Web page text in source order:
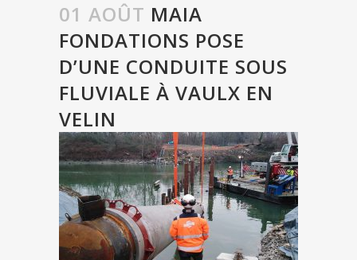
01 AOÛT MAIA
FONDATIONS POSE
D’UNE CONDUITE SOUS
FLUVIALE À VAULX EN
VELIN